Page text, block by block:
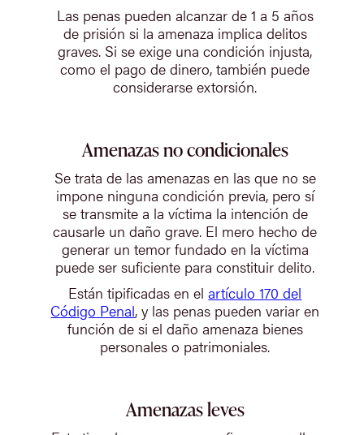
Las penas pueden alcanzar de 1 a 5 años
de prisión si la amenaza implica delitos
graves. Si se exige una condición injusta,
como el pago de dinero, también puede
considerarse extorsión.
Amenazas no condicionales
Se trata de las amenazas en las que no se
impone ninguna condición previa, pero sí
se transmite a la víctima la intención de
causarle un daño grave. El mero hecho de
generar un temor fundado en la víctima
puede ser suficiente para constituir delito.
Están tipificadas en elartículo 170 del
Código Penal, y las penas pueden variar en
función de si el daño amenaza bienes
personales o patrimoniales.
Amenazas leves